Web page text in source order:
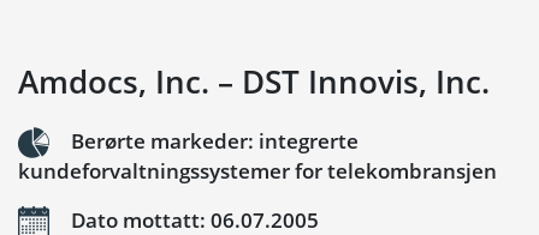
Amdocs, Inc. – DST Innovis, Inc.
Berørte markeder: integrerte
kundeforvaltningssystemer for telekombransjen
Dato mottatt: 06.07.2005